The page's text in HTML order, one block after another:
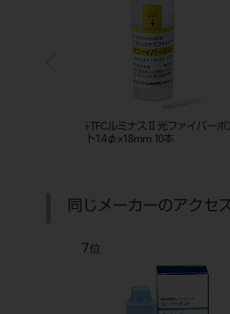
i-TFCルミナスⅡ光ファイバーポ
ト1.4φ×18mm 10本
同じメーカーのアクセ
7 位